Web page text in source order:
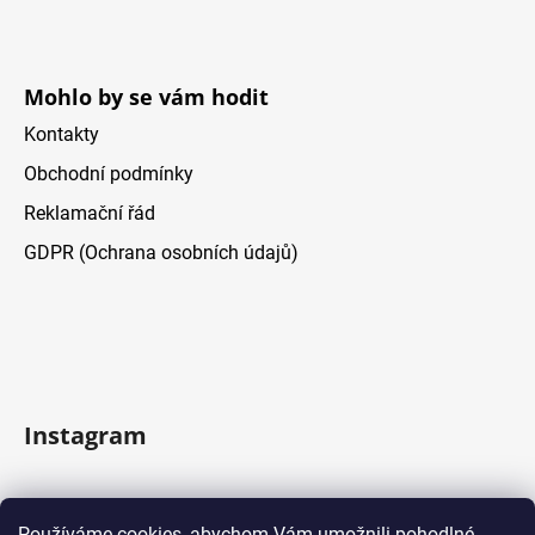
i
Mohlo by se vám hodit
Kontakty
Obchodní podmínky
Reklamační řád
GDPR (Ochrana osobních údajů)
Instagram